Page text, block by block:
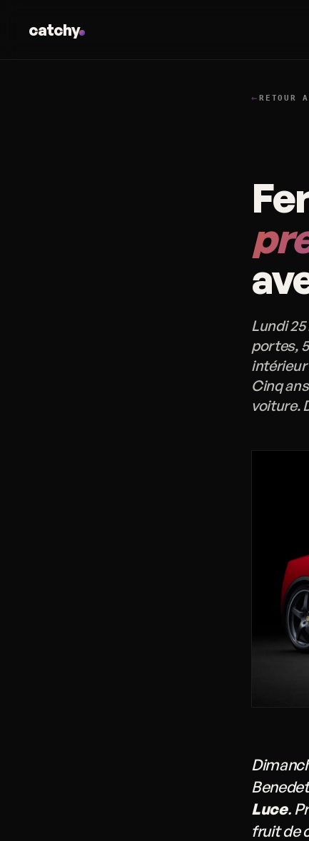
catchy
← RETOUR
Lundi 25
portes,
intérieur
Cinq
voiture.
Luce.
fruit de